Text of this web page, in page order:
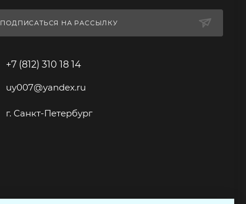
ПОДПИСАТЬСЯ НА РАССЫЛКУ
+7 (812) 310 18 14
uy007@yandex.ru
г. Санкт-Петербург